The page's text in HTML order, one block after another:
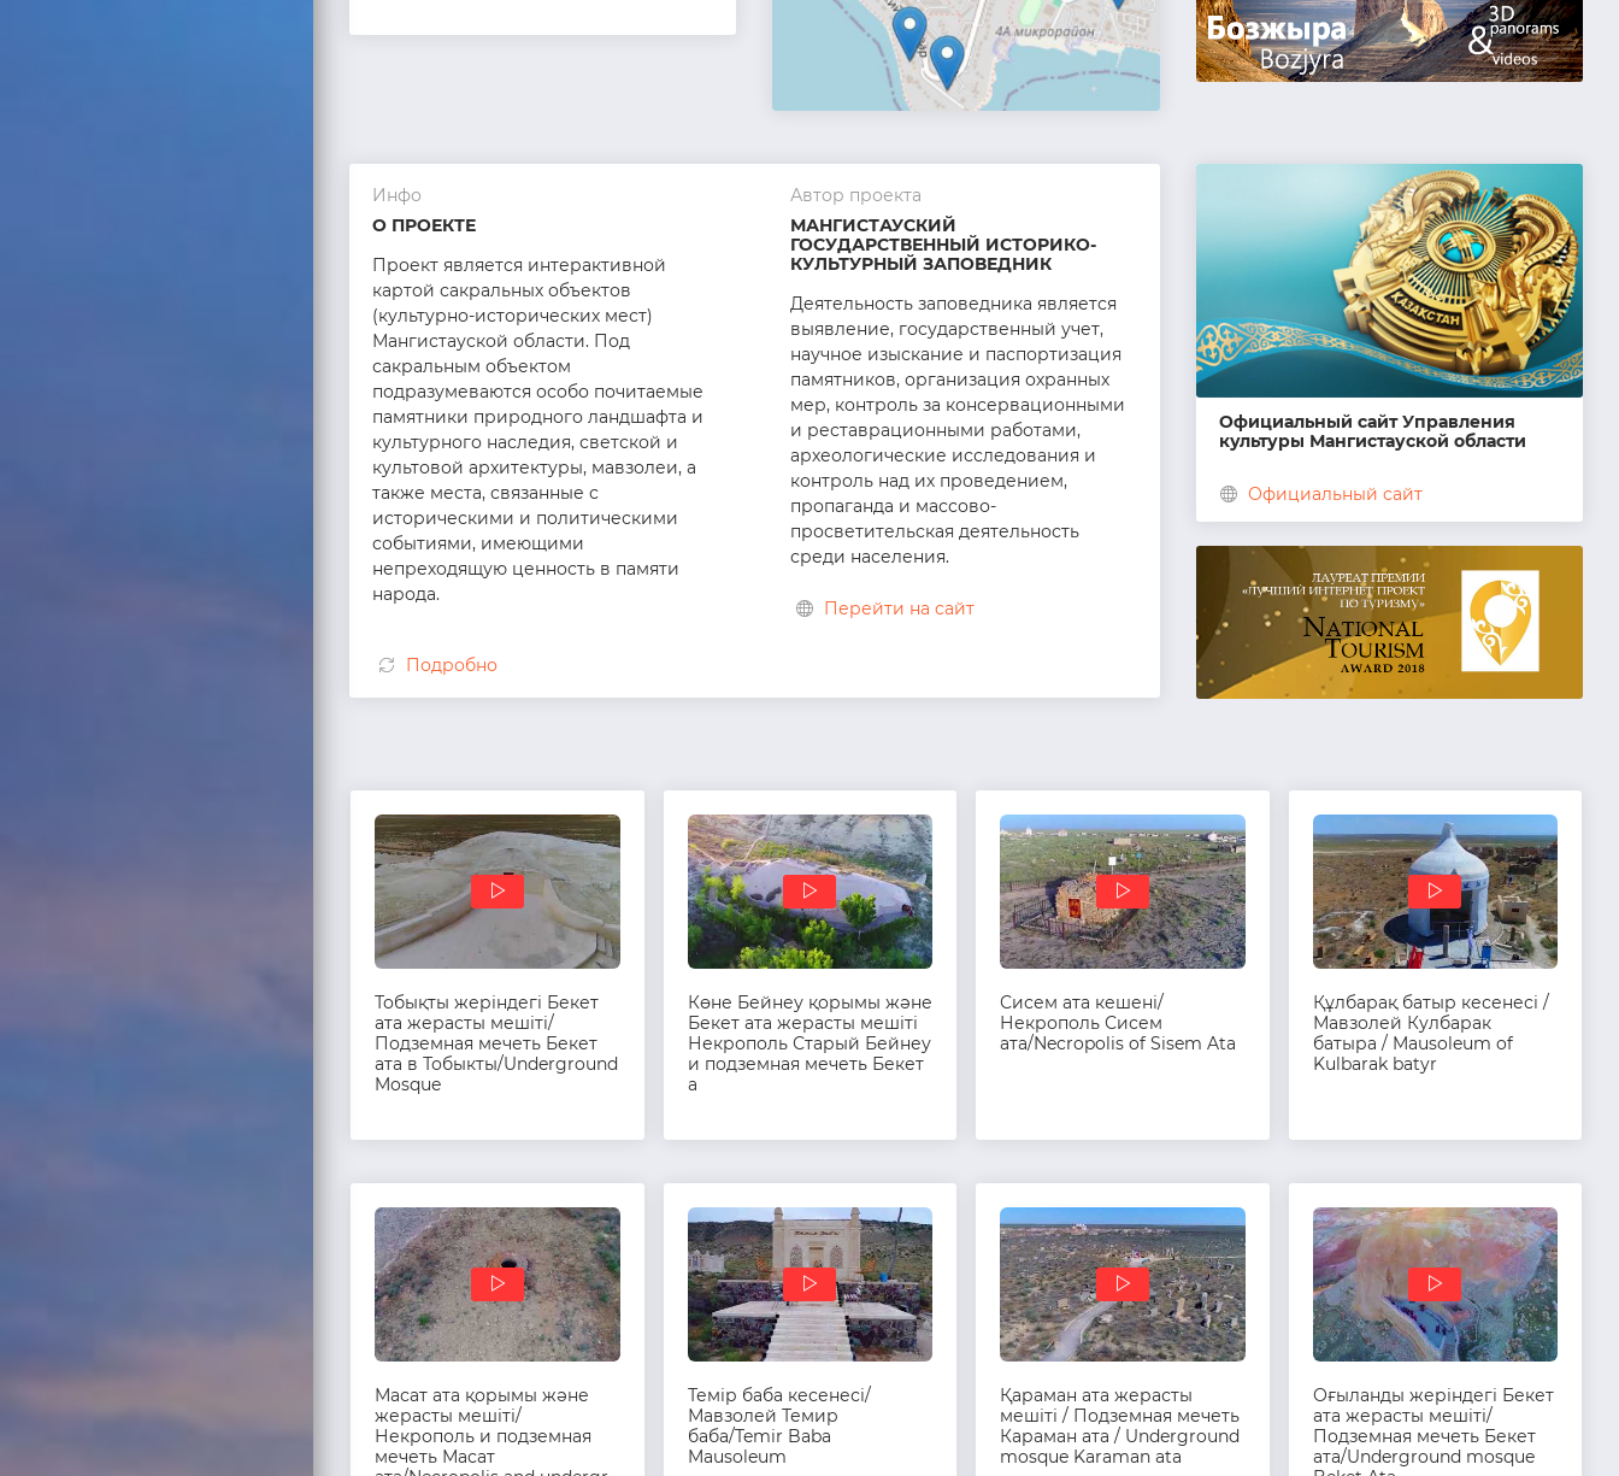
Инфо
О ПРОЕКТЕ
Проект является интерактивной
картой сакральных объектов
(культурно-исторических мест)
Мангистауской области. Под
сакральным объектом
подразумеваются особо почитаемые
памятники природного ландшафта и
культурного наследия, светской и
культовой архитектуры, мавзолеи, а
также места, связанные с
историческими и политическими
событиями, имеющими
непреходящую ценность в памяти
народа.
Подробно
Автор проекта
МАНГИСТАУСКИЙ
ГОСУДАРСТВЕННЫЙ ИСТОРИКО-
КУЛЬТУРНЫЙ ЗАПОВЕДНИК
Деятельность заповедника является
выявление, государственный учет,
научное изыскание и паспортизация
памятников, организация охранных
мер, контроль за консервационными
и реставрационными работами,
археологические исследования и
контроль над их проведением,
пропаганда и массово-
просветительская деятельность
среди населения.
Перейти на сайт
Официальный сайт Управления
культуры Мангистауской области
Официальный сайт
Тобықты жеріндегі Бекет
ата жерасты мешіті/
Подземная мечеть Бекет
ата в Тобыкты/Underground
Mosque
Көне Бейнеу қорымы және
Бекет ата жерасты мешіті
Некрополь Старый Бейнеу
и подземная мечеть Бекет
а
Сисем ата кешені/
Некрополь Сисем
ата/Necropolis of Sisem Ata
Құлбарақ батыр кесенесі /
Мавзолей Кулбарак
батыра / Mausoleum of
Kulbarak batyr
Масат ата қорымы және
жерасты мешіті/
Некрополь и подземная
мечеть Масат
Темір баба кесенесі/
Мавзолей Темир
баба/Temir Baba
Mausoleum
Қараман ата жерасты
мешіті / Подземная мечеть
Караман ата / Underground
mosque Karaman ata
Оғыланды жеріндегі Бекет
ата жерасты мешіті/
Подземная мечеть Бекет
ата/Underground mosque